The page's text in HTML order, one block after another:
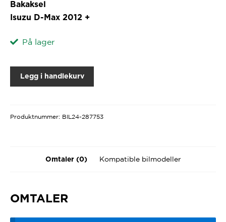
Bakaksel
Isuzu D-Max 2012 +
På lager
Legg i handlekurv
Produktnummer: BIL24-287753
Omtaler (0) Kompatible bilmodeller
OMTALER